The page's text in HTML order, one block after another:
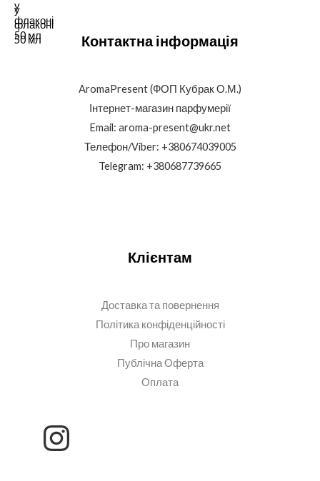
Контактна інформація
AromaPresent (ФОП Кубрак О.М.)
Інтернет-магазин парфумерії
Email: aroma-present@ukr.net
Телефон/Viber: +380674039005
Telegram: +380687739665
Клієнтам
Доставка та повернення
Політика конфіденційності
Про магазин
Публічна Оферта
Оплата